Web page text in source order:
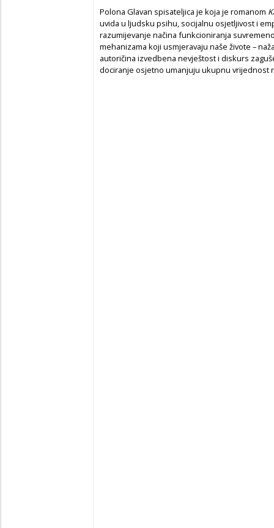
Polona Glavan spisateljica je koja je romanom
uvida u ljudsku psihu, socijalnu osjetljivost i
razumijevanje načina funkcioniranja
mehanizama koji usmjeravaju naše živote –
autoričina izvedbena nevještost i diskurs
dociranje osjetno umanjuju ukupnu vrijednost